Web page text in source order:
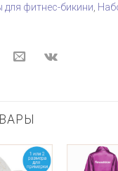
для фитнес-бикини